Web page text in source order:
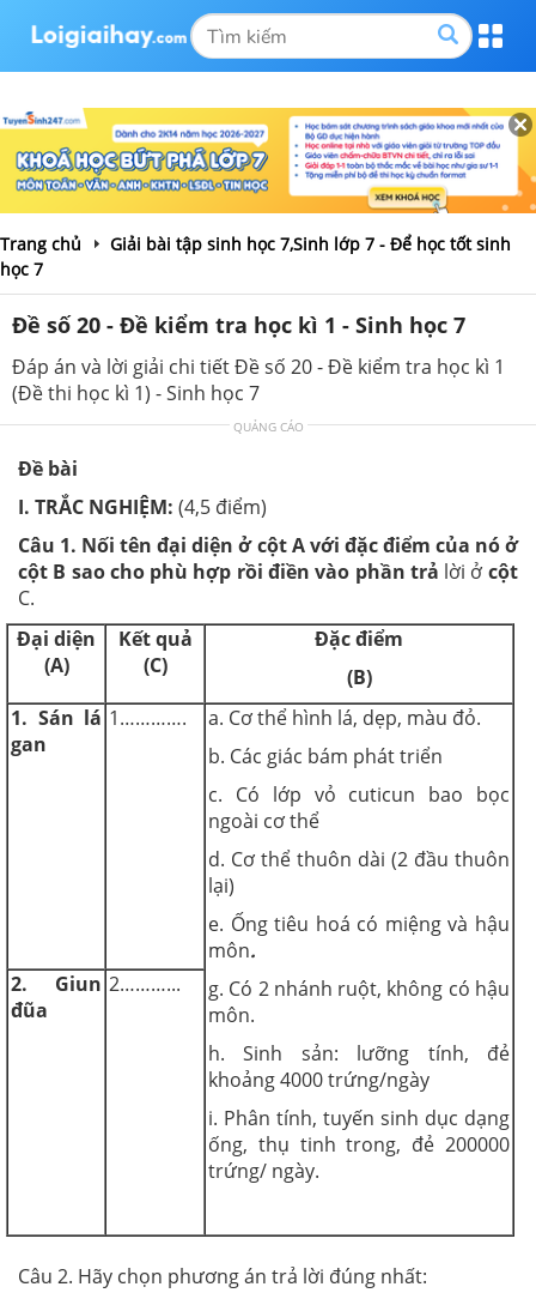
Trang chủ
Giải bài tập sinh học 7,Sinh lớp 7 - Để học tốt sinh
học 7
Đề số 20 - Đề kiểm tra học kì 1 - Sinh học 7
Đáp án và lời giải chi tiết Đề số 20 - Đề kiểm tra học kì 1
(Đề thi học kì 1) - Sinh học 7
QUẢNG CÁO
Đề bài
I. TRẮC NGHIỆM: (4,5 điểm)
Câu 1. Nối tên đại diệnởcộtAvới đặcđiểm của nóở
cột B sao cho phù hợp rồi điền vào phần trả lời ở cột
C.
Đại diện
(A)
Kết quả
(C)
Đặc điểm
(B)
1. Sán lá
gan
1………….
a. Cơ thể hình lá, dẹp, màu đỏ.
b. Các giác bám phát triển
c. Có lớp vỏ cuticun bao bọc
ngoài cơ thể
d. Cơ thể thuôn dài (2 đầu thuôn
lại)
e. Ống tiêu hoá có miệng và hậu
môn.
g. Có 2 nhánh ruột, không có hậu
môn.
h. Sinh sản: lưỡng tính, đẻ
khoảng 4000 trứng/ngày
i. Phân tính, tuyến sinh dục dạng
ống, thụ tinh trong, đẻ 200000
trứng/ ngày.
2. Giun
đũa
2………...
Câu 2. Hãy chọn phương án trả lời đúng nhất: